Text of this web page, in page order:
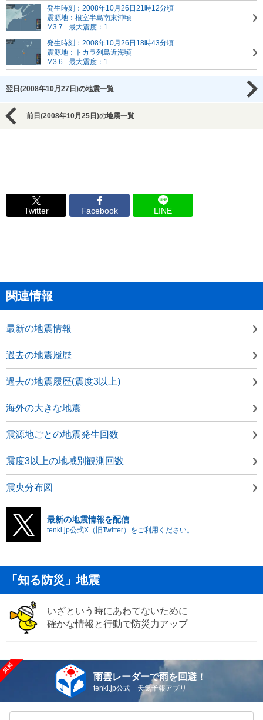
発生時刻：2008年10月26日21時12分頃
震源地：根室半島南東沖頃
M3.7
最大震度：1
発生時刻：2008年10月26日18時43分頃
震源地：トカラ列島近海頃
M3.6
最大震度：1
翌日(2008年10月27日)の地震一覧
前日(2008年10月25日)の地震一覧
Twitter Facebook LINE
関連情報
最新の地震情報
過去の地震履歴
過去の地震履歴(震度3以上)
海外の大きな地震
震源地ごとの地震発生回数
震度3以上の地域別観測回数
震央分布図
最新の地震情報を配信
tenki.jp公式X（旧Twitter）をご利用ください。
「知る防災」地震
いざという時にあわてないために
確かな情報と行動で防災力アップ
雨雲レーダーで雨を回避！
tenki.jp公式 天気予報アプリ